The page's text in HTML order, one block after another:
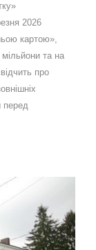
2026
картою»,
та на
про
перед